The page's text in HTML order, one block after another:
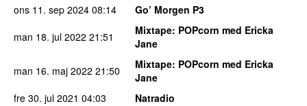
ons 11. sep 2024 08:14
Go’ Morgen P3
man 18. jul 2022 21:51 Mixtape: POPcorn med Ericka
Jane
man 16. maj 2022 21:50 Mixtape: POPcorn med Ericka
Jane
fre 30. jul 2021 04:03
Natradio